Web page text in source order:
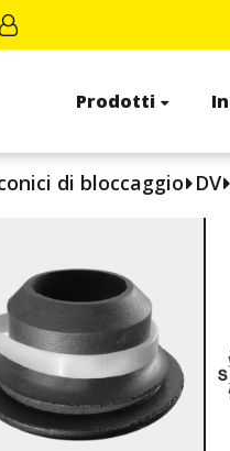
Prodotti
di bloccaggio DV